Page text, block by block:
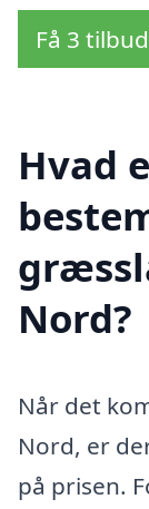
Få 3
Hvad
Nord?
Når det
Nord, er
på prisen.